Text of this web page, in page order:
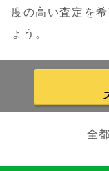
度の高い査定を
ょう。
全